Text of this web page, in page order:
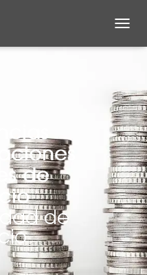
A
A
R
M
O
D
O
D
E
N
A
V
E
G
A
de
de